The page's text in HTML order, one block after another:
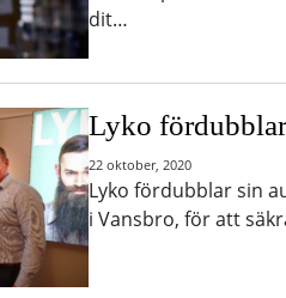
dit…
Lyko
22 oktober, 2020
Lyko fördubblar sin
i Vansbro, för att